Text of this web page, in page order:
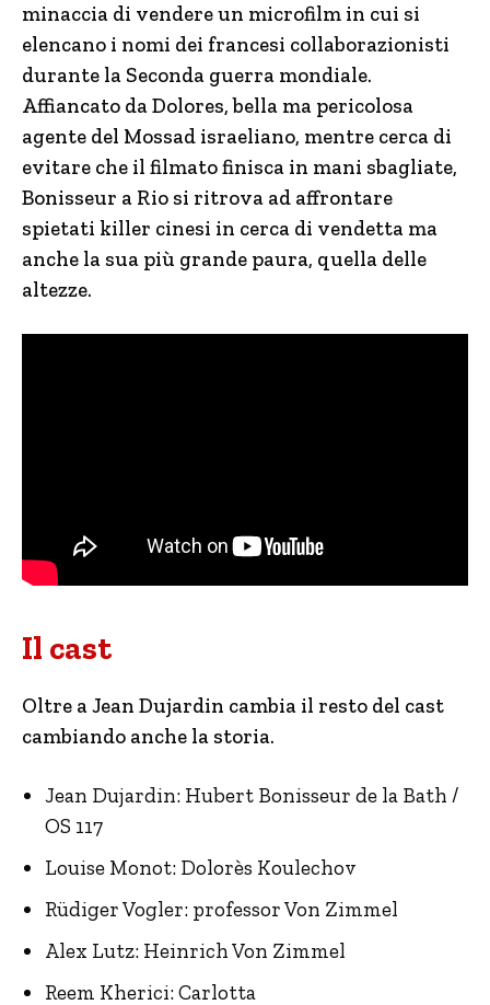
minaccia di vendere un microfilm in cui si
elencano i nomi dei francesi collaborazionisti
durante la Seconda guerra mondiale.
Affiancato da Dolores, bella ma pericolosa
agente del Mossad israeliano, mentre cerca di
evitare che il filmato finisca in mani sbagliate,
Bonisseur a Rio si ritrova ad affrontare
spietati killer cinesi in cerca di vendetta ma
anche la sua più grande paura, quella delle
altezze.
Il cast
Oltre a Jean Dujardin cambia il resto del cast
cambiando anche la storia.
Jean Dujardin: Hubert Bonisseur de la Bath /
OS 117
Louise Monot: Dolorès Koulechov
Rüdiger Vogler: professor Von Zimmel
Alex Lutz: Heinrich Von Zimmel
Reem Kherici: Carlotta